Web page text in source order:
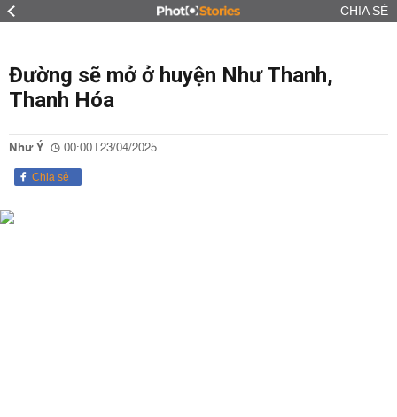
CHIA SẺ
Đường sẽ mở ở huyện Như Thanh,
Thanh Hóa
Như Ý 00:00 | 23/04/2025
Chia sẻ